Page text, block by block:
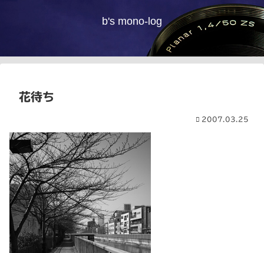
b's mono-log
花待ち
2007.03.25